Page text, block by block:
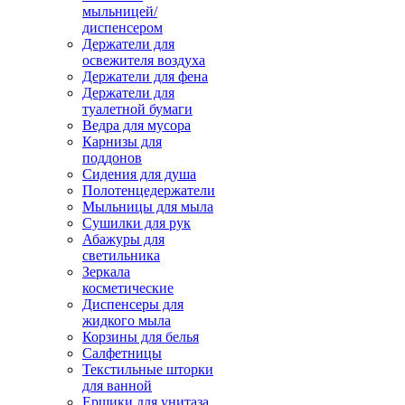
мыльницей/
диспенсером
Держатели для
освежителя воздуха
Держатели для фена
Держатели для
туалетной бумаги
Ведра для мусора
Карнизы для
поддонов
Сидения для душа
Полотенцедержатели
Мыльницы для мыла
Сушилки для рук
Абажуры для
светильника
Зеркала
косметические
Диспенсеры для
жидкого мыла
Корзины для белья
Салфетницы
Текстильные шторки
для ванной
Ершики для унитаза